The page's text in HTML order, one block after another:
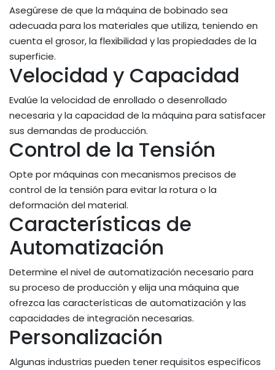
Asegúrese de que la máquina de bobinado sea
adecuada para los materiales que utiliza, teniendo en
cuenta el grosor, la flexibilidad y las propiedades de la
superficie.
Velocidad y Capacidad
Evalúe la velocidad de enrollado o desenrollado
necesaria y la capacidad de la máquina para satisfacer
sus demandas de producción.
Control de la Tensión
Opte por máquinas con mecanismos precisos de
control de la tensión para evitar la rotura o la
deformación del material.
Características de
Automatización
Determine el nivel de automatización necesario para
su proceso de producción y elija una máquina que
ofrezca las características de automatización y las
capacidades de integración necesarias.
Personalización
Algunas industrias pueden tener requisitos específicos